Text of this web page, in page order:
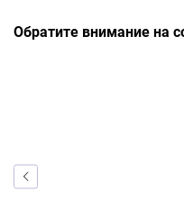
Обратите внимание на